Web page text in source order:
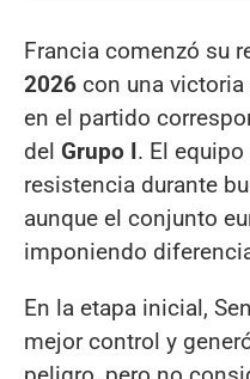
Francia comenzó su
2026 con una
en el partido
del Grupo I. El
resistencia durante
aunque el conjunto
imponiendo
En la etapa inicial,
mejor control y